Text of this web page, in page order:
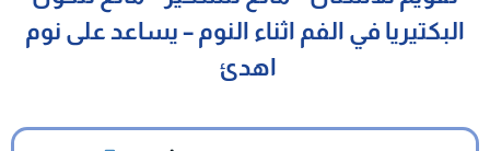
البكتيريا في الفم اثناء النوم – يساعد على نوم
اهدئ